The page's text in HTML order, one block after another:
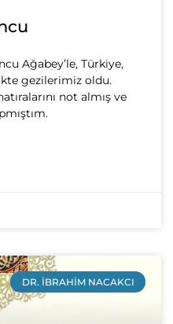
Ağabey’le, Türkiye,
gezilerimiz oldu.
not almış ve
DR. İBRAHIM NACAKCI